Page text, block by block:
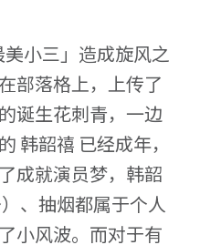
小三」造成旋风之
部落格上，上传了
诞生花刺青，一边
韩韶禧 已经成年，
成就演员梦，韩韶
、抽烟都属于个人
小风波。而对于有